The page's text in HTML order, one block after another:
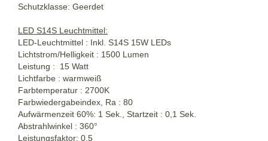
Schutzklasse: Geerdet
LED S14S Leuchtmittel:
LED-Leuchtmittel : Inkl. S14S 15W LEDs
Lichtstrom/Helligkeit : 1500 Lumen
Leistung : 15 Watt
Lichtfarbe : warmweiß
Farbtemperatur : 2700K
Farbwiedergabeindex, Ra : 80
Aufwärmenzeit 60%: 1 Sek., Startzeit : 0,1 Sek.
Abstrahlwinkel : 360°
Leistungsfaktor: 0,5